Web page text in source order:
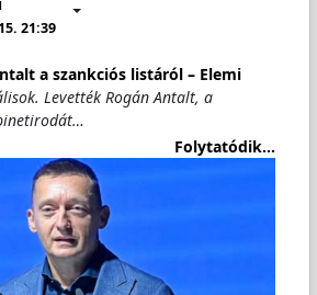
21:39
a szankciós listáról – Elemi
Levették Rogán Antalt, a
Folytatódik...